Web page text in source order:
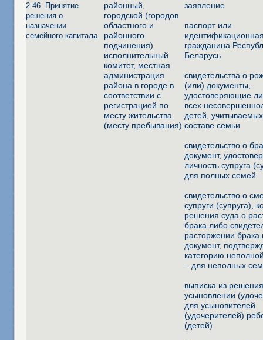
2.46. Принятие
решения о
назначении
семейного капитала
районный,
городской (городов
областного и
районного
подчинения)
исполнительный
комитет, местная
администрация
района в городе в
соответствии с
регистрацией по
месту жительства
(месту пребывания)
заявление
паспорт или
гражданина
Беларусь
свидетельства о
(или) документы,
удостоверяющие
всех
детей,
составе семьи
свидетельство о
документ,
личность супруга
для полных семей
свидетельство о
супруги (супруга),
решения суда о
брака либо
расторжении брака
документ,
категорию
– для неполных
выписка из
усыновлении
для усыновителей
(удочерителей)
(детей)